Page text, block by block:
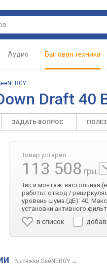
Аудио Бытовая техника
Draft 40
ЗАДАТЬ ВОПРОС
Товар устарел
113 508 грн.
Тип и монтаж: настольная
работы: отвод /
уровень шума (дБ): 40;
установки активного
в список
Вытяжки SeeNERGY →